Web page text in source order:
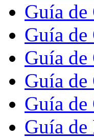
Guía de
Guía de
Guía de
Guía de
Guía de
Guía de